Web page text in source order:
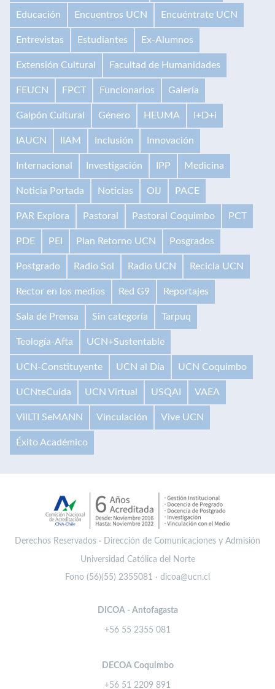
Educación Encuentros UCN Encuéntrate UCN
Entrevistas Estudiantes Ex-Alumnos
Extensión Cultural Facultad de Humanidades
FEUCN FPCT Funcionarios Galería
Galpón Cultural Género HEUMA I+D+i
IAUCN IIAM Inclusión Innovación
Internacional Investigación IPP Medicina
Noticia Portada Noticias OIJ PACE
PAR Explora Pastoral Pastoral Coquimbo PCT
PDE PEI Plan Retorno UCN Posgrados
Postgrado Radio Sol Radio UCN Recicla UCN
Rector en los medios Red G9 Reportajes
Sala de Prensa Sin categoría Tarpuq
Teología-Afta UCN+Sustentable
UCN-Constituyente UCN al Día UCN Coquimbo
UCNteCuida UCN Virtual USQAI VAEA
VilLTI SeMANN Vinculación Vive UCN
Éxito Académico
Derechos Reservados · Dirección de Comunicaciones y Admisión
Universidad Católica del Norte
Fono (56)(55) 2355081 · dicoa@ucn.cl
DICOA - Antofagasta
+56 55 2355 081
DECOA Coquimbo
+56 51 2209 891